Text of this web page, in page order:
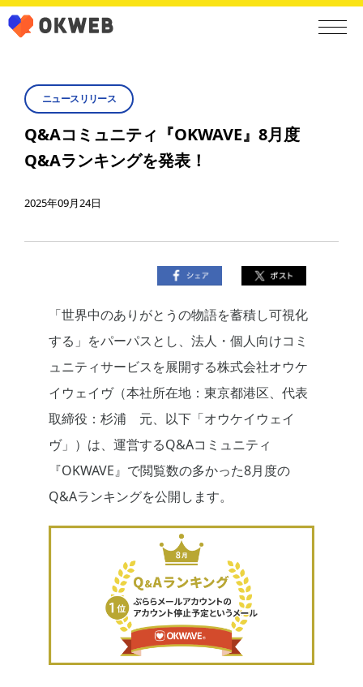
ニュースリリース
Q&Aコミュニティ『OKWAVE』8月度
Q&Aランキングを発表！
2025年09月24日
「世界中のありがとうの物語を蓄積し可視化
する」をパーパスとし、法人・個人向けコミ
ュニティサービスを展開する株式会社オウケ
イウェイヴ（本社所在地：東京都港区、代表
取締役：杉浦 元、以下「オウケイウェイ
ヴ」）は、運営するQ&Aコミュニティ
『OKWAVE』で閲覧数の多かった8月度の
Q&Aランキングを公開します。